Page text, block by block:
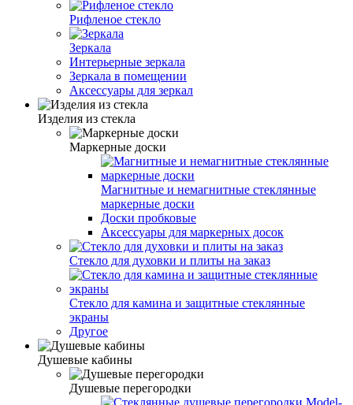
Рифленое стекло
Зеркала
Интерьерные зеркала
Зеркала в помещении
Аксессуары для зеркал
Изделия из стекла
Маркерные доски
Магнитные и немагнитные стеклянные
маркерные доски
Доски пробковые
Аксессуары для маркерных досок
Стекло для духовки и плиты на заказ
Стекло для камина и защитные стеклянные
экраны
Другое
Душевые кабины
Душевые перегородки